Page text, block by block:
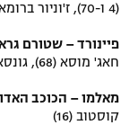
(4 ו-70), ז'וניור ברומאדו (31)
פיינורד – שטורם גראץ
חאג' מוסא (68), גונסאלו בורז'ס (90)
מאלמו – הכוכב האדום
קוסטוב (16)